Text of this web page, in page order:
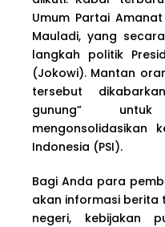
Umum Partai
Mauladi, yang
langkah politik
(Jokowi). Mantan
tersebut
gunung”
mengonsolidasikan
Indonesia (PSI).
Bagi Anda para
akan informasi berita
negeri, kebijakan